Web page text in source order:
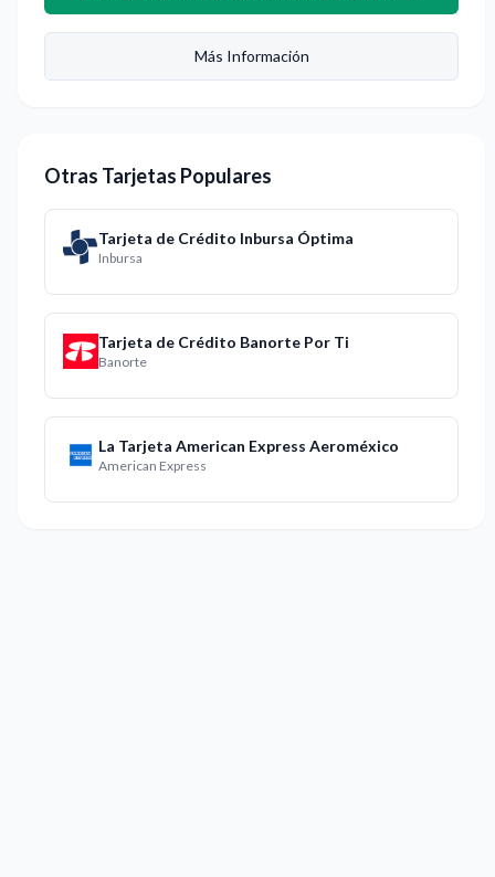
Más Información
Otras Tarjetas Populares
Tarjeta de Crédito Inbursa Óptima
Inbursa
Tarjeta de Crédito Banorte Por Ti
Banorte
La Tarjeta American Express Aeroméxico
American Express